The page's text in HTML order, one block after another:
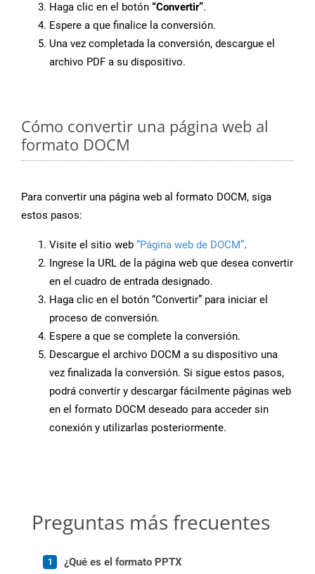
Haga clic en el botón “Convertir”.
Espere a que finalice la conversión.
Una vez completada la conversión, descargue el
archivo PDF a su dispositivo.
Cómo convertir una página web al
formato DOCM
Para convertir una página web al formato DOCM, siga
estos pasos:
Visite el sitio web “Página web de DOCM”.
Ingrese la URL de la página web que desea convertir
en el cuadro de entrada designado.
Haga clic en el botón “Convertir” para iniciar el
proceso de conversión.
Espere a que se complete la conversión.
Descargue el archivo DOCM a su dispositivo una
vez finalizada la conversión. Si sigue estos pasos,
podrá convertir y descargar fácilmente páginas web
en el formato DOCM deseado para acceder sin
conexión y utilizarlas posteriormente.
Preguntas más frecuentes
¿Qué es el formato PPTX